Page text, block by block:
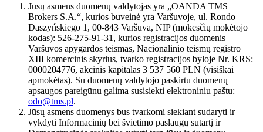
Jūsų asmens duomenų valdytojas yra „OANDA TMS
Brokers S.A.“, kurios buveinė yra Varšuvoje, ul. Rondo
Daszyńskiego 1, 00-843 Varšuva, NIP (mokesčių mokėtojo
kodas): 526-275-91-31, kurios registracijos duomenis
Varšuvos apygardos teismas, Nacionalinio teismų registro
XIII komercinis skyrius, tvarko registracijos byloje Nr. KRS:
0000204776, akcinis kapitalas 3 537 560 PLN (visiškai
apmokėtas). Su duomenų valdytojo paskirtu duomenų
apsaugos pareigūnu galima susisiekti elektroniniu paštu:
odo@tms.pl.
Jūsų asmens duomenys bus tvarkomi siekiant sudaryti ir
vykdyti Informacinių bei švietimo paslaugų sutartį ir